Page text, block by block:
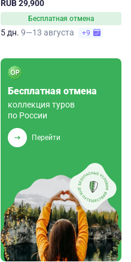
RUB 29,900
Бесплатная отмена
5 дн. 9—13 августа +9
Бесплатная отмена
коллекция туров
по России
Перейти